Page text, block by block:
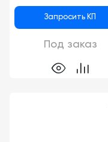
Запросить КП
Под заказ